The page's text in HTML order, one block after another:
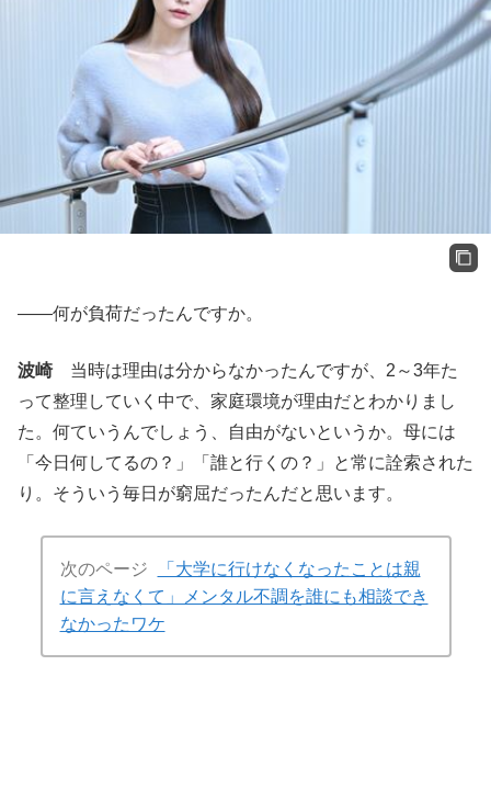
――何が負荷だったんですか。
波崎当時は理由は分からなかったんですが、2～3年た
って整理していく中で、家庭環境が理由だとわかりまし
た。何ていうんでしょう、自由がないというか。母には
「今日何してるの？」「誰と行くの？」と常に詮索された
り。そういう毎日が窮屈だったんだと思います。
次のページ
「大学に行けなくなったことは親
に言えなくて」メンタル不調を誰にも相談でき
なかったワケ